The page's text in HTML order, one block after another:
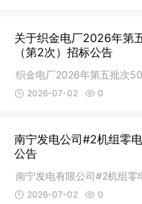
关于织金电厂2026年第
（第2次）招标公告
织金电厂2026年第五批次
2026-07-02 0
南宁发电公司#2机组零
公告
南宁发电有限公司#2机组零
2026-07-02 0